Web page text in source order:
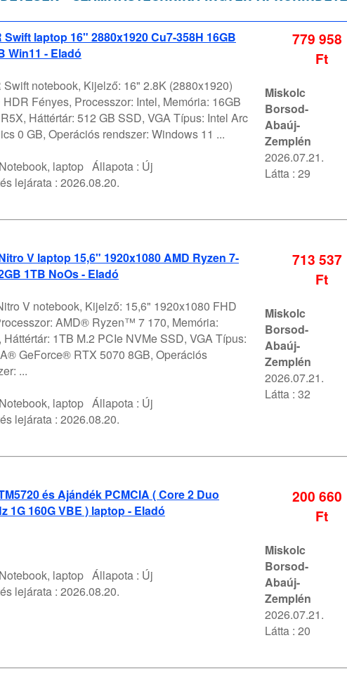
Swift laptop 16" 2880x1920 Cu7-358H 16GB
Win11 - Eladó
Swift notebook, Kijelző: 16" 2.8K (2880x1920)
Fényes, Processzor: Intel, Memória: 16GB
Háttértár: 512 GB SSD, VGA Típus: Intel Arc
0 GB, Operációs rendszer: Windows 11 ...
Notebook, laptop Állapota : Új
lejárata : 2026.08.20.
779 958
Ft
Miskolc
Borsod-
Abaúj-
Zemplén
2026.07.21.
Látta : 29
V laptop 15,6" 1920x1080 AMD Ryzen 7-
1TB NoOs - Eladó
V notebook, Kijelző: 15,6" 1920x1080 FHD
AMD® Ryzen™ 7 170, Memória:
Háttértár: 1TB M.2 PCIe NVMe SSD, VGA Típus:
GeForce® RTX 5070 8GB, Operációs
...
Notebook, laptop Állapota : Új
lejárata : 2026.08.20.
713 537
Ft
Miskolc
Borsod-
Abaúj-
Zemplén
2026.07.21.
Látta : 32
és Ajándék PCMCIA ( Core 2 Duo
1G 160G VBE ) laptop - Eladó
Notebook, laptop Állapota : Új
lejárata : 2026.08.20.
200 660
Ft
Miskolc
Borsod-
Abaúj-
Zemplén
2026.07.21.
Látta : 20